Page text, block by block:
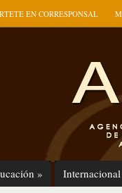
EN CORRESPONSAL
» Internacional